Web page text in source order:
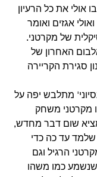
אולי את כל הרעיון
אגזים ואומר
של מקרטני.
האחרון של
סגירת הקריירה
מתלבש יפה על
מקרטני משחק
שום דבר מחדש,
עד כה כדי
הרגיל וגם
שנשמע כמו משהו